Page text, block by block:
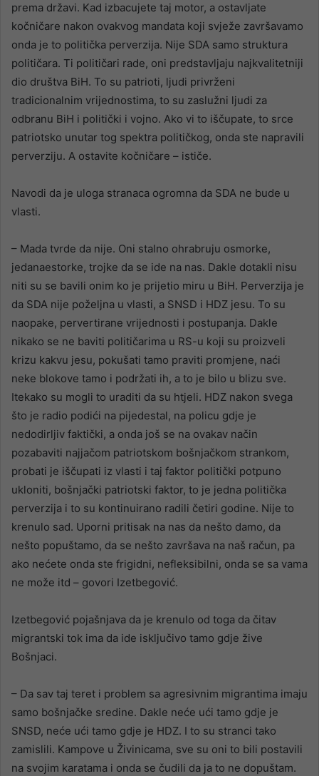
prema državi. Kad izbacujete taj motor, a ostavljate
kočničare nakon ovakvog mandata koji svježe završavamo
onda je to politička perverzija. Nije SDA samo struktura
političara. Ti političari rade, oni predstavljaju najkvalitetniji
dio društva BiH. To su patrioti, ljudi privrženi
tradicionalnim vrijednostima, to su zaslužni ljudi za
odbranu BiH i politički i vojno. Ako vi to iščupate, to srce
patriotsko unutar tog spektra političkog, onda ste napravili
perverziju. A ostavite kočničare – ističe.
Navodi da je uloga stranaca ogromna da SDA ne bude u
vlasti.
– Mada tvrde da nije. Oni stalno ohrabruju osmorke,
jedanaestorke, trojke da se ide na nas. Dakle dotakli nisu
niti su se bavili onim ko je prijetio miru u BiH. Perverzija je
da SDA nije poželjna u vlasti, a SNSD i HDZ jesu. To su
naopake, pervertirane vrijednosti i postupanja. Dakle
nikako se ne baviti političarima u RS-u koji su proizveli
krizu kakvu jesu, pokušati tamo praviti promjene, naći
neke blokove tamo i podržati ih, a to je bilo u blizu sve.
Itekako su mogli to uraditi da su htjeli. HDZ nakon svega
što je radio podići na pijedestal, na policu gdje je
nedodirljiv faktički, a onda još se na ovakav način
pozabaviti najjačom patriotskom bošnjačkom strankom,
probati je iščupati iz vlasti i taj faktor politički potpuno
ukloniti, bošnjački patriotski faktor, to je jedna politička
perverzija i to su kontinuirano radili četiri godine. Nije to
krenulo sad. Uporni pritisak na nas da nešto damo, da
nešto popuštamo, da se nešto završava na naš račun, pa
ako nećete onda ste frigidni, nefleksibilni, onda se sa vama
ne može itd – govori Izetbegović.
Izetbegović pojašnjava da je krenulo od toga da čitav
migrantski tok ima da ide isključivo tamo gdje žive
Bošnjaci.
– Da sav taj teret i problem sa agresivnim migrantima imaju
samo bošnjačke sredine. Dakle neće ući tamo gdje je
SNSD, neće ući tamo gdje je HDZ. I to su stranci tako
zamislili. Kampove u Živinicama, sve su oni to bili postavili
na svojim karatama i onda se čudili da ja to ne dopuštam.